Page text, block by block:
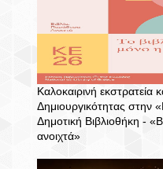
Καλοκαιρινή εκστρατεία
Δημιουργικότητας στην
Δημοτική Βιβλιοθήκη -
ανοιχτά»